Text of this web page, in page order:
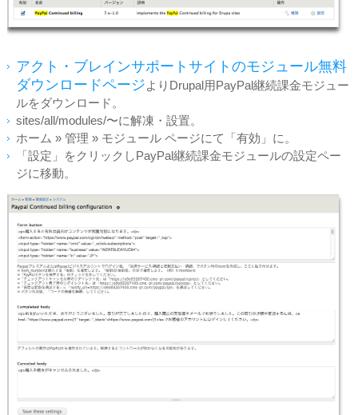
アクト・ブレインサポートサイトのモジュール無料
ダウンロードページよりDrupal用PayPal継続課金モジュー
ルをダウンロード。
sites/all/modules/〜に解凍・設置。
ホーム » 管理 » モジュール ページにて「有効」に。
「設定」をクリックしPayPal継続課金モジュールの設定ペー
ジに移動。